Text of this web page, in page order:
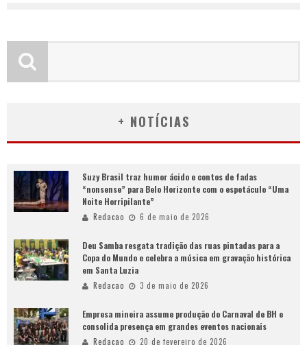
+ NOTÍCIAS
Suzy Brasil traz humor ácido e contos de fadas
“nonsense” para Belo Horizonte com o espetáculo “Uma
Noite Horripilante”
Redacao 6 de maio de 2026
Deu Samba resgata tradição das ruas pintadas para a
Copa do Mundo e celebra a música em gravação histórica
em Santa Luzia
Redacao 3 de maio de 2026
Empresa mineira assume produção do Carnaval de BH e
consolida presença em grandes eventos nacionais
Redacao 20 de fevereiro de 2026